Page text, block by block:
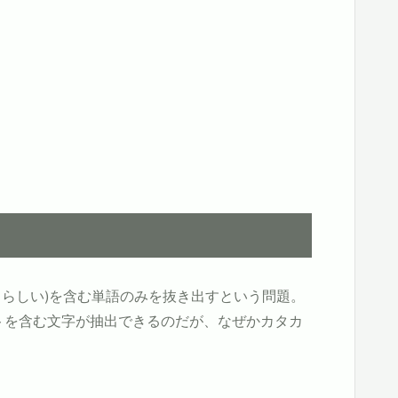
しい)を含む単語のみを抜き出すという問題。
含む文字が抽出できるのだが、なぜかカタカ
'